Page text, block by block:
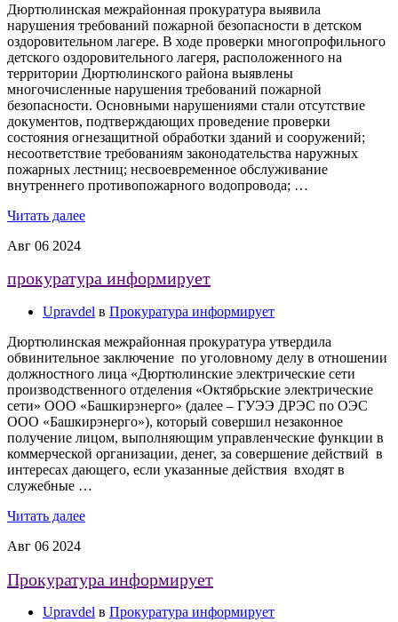
Дюртюлинская межрайонная прокуратура выявила
нарушения требований пожарной безопасности в детском
оздоровительном лагере. В ходе проверки многопрофильного
детского оздоровительного лагеря, расположенного на
территории Дюртюлинского района выявлены
многочисленные нарушения требований пожарной
безопасности. Основными нарушениями стали отсутствие
документов, подтверждающих проведение проверки
состояния огнезащитной обработки зданий и сооружений;
несоответствие требованиям законодательства наружных
пожарных лестниц; несвоевременное обслуживание
внутреннего противопожарного водопровода; …
Читать далее
Авг 06 2024
прокуратура информирует
Upravdel в Прокуратура информирует
Дюртюлинская межрайонная прокуратура утвердила
обвинительное заключение по уголовному делу в отношении
должностного лица «Дюртюлинские электрические сети
производственного отделения «Октябрьские электрические
сети» ООО «Башкирэнерго» (далее – ГУЭЭ ДРЭС по ОЭС
ООО «Башкирэнерго»), который совершил незаконное
получение лицом, выполняющим управленческие функции в
коммерческой организации, денег, за совершение действий в
интересах дающего, если указанные действия входят в
служебные …
Читать далее
Авг 06 2024
Прокуратура информирует
Upravdel в Прокуратура информирует